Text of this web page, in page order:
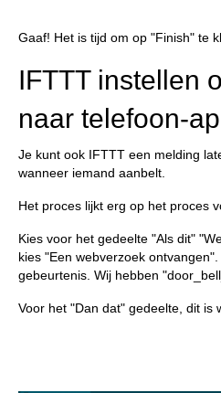
Gaaf! Het is tijd om op "Finish" te
IFTTT instellen
naar telefoon-
Je kunt ook IFTTT een melding
wanneer iemand aanbelt.
Het proces lijkt erg op het proces
Kies voor het gedeelte "Als dit"
kies "Een webverzoek
gebeurtenis. Wij hebben
Voor het "Dan dat" gedeelte, dit is